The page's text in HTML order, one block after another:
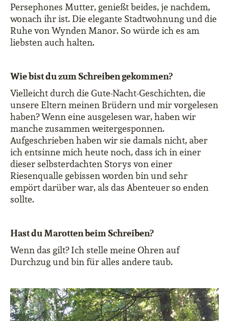
Persephones Mutter, genießt beides, je nachdem,
wonach ihr ist. Die elegante Stadtwohnung und die
Ruhe von Wynden Manor. So würde ich es am
liebsten auch halten.
Wie bist du zum Schreiben gekommen?
Vielleicht durch die Gute-Nacht-Geschichten, die
unsere Eltern meinen Brüdern und mir vorgelesen
haben? Wenn eine ausgelesen war, haben wir
manche zusammen weitergesponnen.
Aufgeschrieben haben wir sie damals nicht, aber
ich entsinne mich heute noch, dass ich in einer
dieser selbsterdachten Storys von einer
Riesenqualle gebissen worden bin und sehr
empört darüber war, als das Abenteuer so enden
sollte.
Hast du Marotten beim Schreiben?
Wenn das gilt? Ich stelle meine Ohren auf
Durchzug und bin für alles andere taub.